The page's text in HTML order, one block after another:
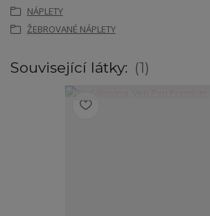
NÁPLETY
ŽEBROVANÉ NÁPLETY
Související látky: 1